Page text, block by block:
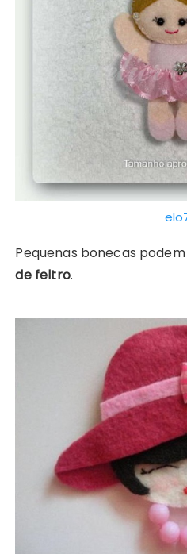
Pequenas bonecas
de feltro.